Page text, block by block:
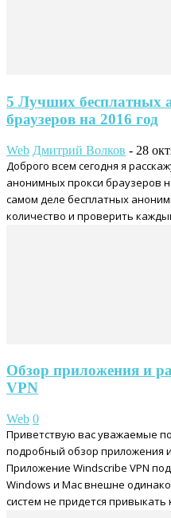
5 Лучших бесплатных
браузеров на 2016 год
Web Дмитрий Волков - 28
Доброго всем сегодня я
анонимных прокси браузеров
самом деле бесплатных
количество и проверить
Обзор приложения и
VPN
Web 0
Приветствую вас уважаемые
подробный обзор приложения
Приложение Windscribe VPN
Windows и Mac внешне
систем не придется привыкать